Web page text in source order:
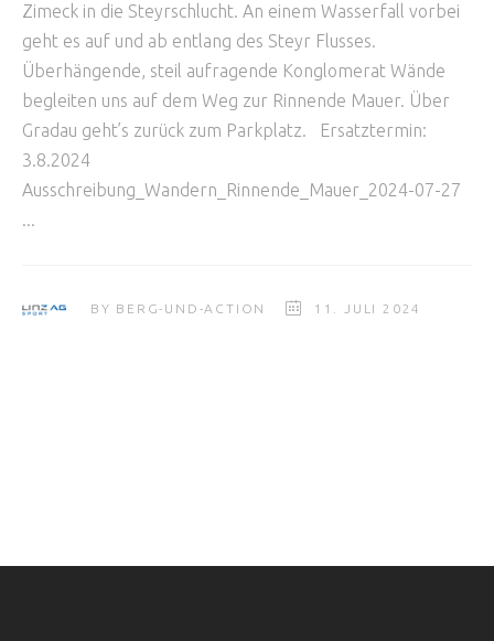
Zimeck in die Steyrschlucht. An einem Wasserfall vorbei
geht es auf und ab entlang des Steyr Flusses.
Überhängende, steil aufragende Konglomerat Wände
begleiten uns auf dem Weg zur Rinnende Mauer. Über
Gradau geht’s zurück zum Parkplatz. Ersatztermin:
3.8.2024
Ausschreibung_Wandern_Rinnende_Mauer_2024-07-27
BY BERG-UND-ACTION 11. JULI 2024